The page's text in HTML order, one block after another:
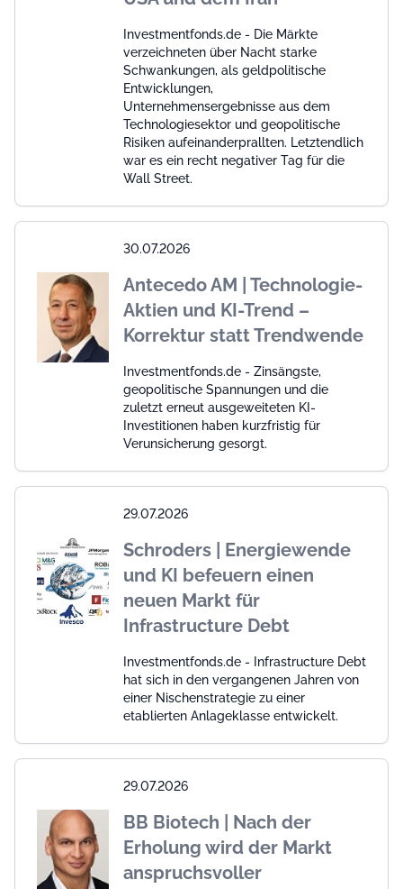
Investmentfonds.de - Die Märkte
verzeichneten über Nacht starke
Schwankungen, als geldpolitische
Entwicklungen,
Unternehmensergebnisse aus dem
Technologiesektor und geopolitische
Risiken aufeinanderprallten. Letztendlich
war es ein recht negativer Tag für die
Wall Street.
30.07.2026
Antecedo AM | Technologie-
Aktien und KI-Trend –
Korrektur statt Trendwende
Investmentfonds.de - Zinsängste,
geopolitische Spannungen und die
zuletzt erneut ausgeweiteten KI-
Investitionen haben kurzfristig für
Verunsicherung gesorgt.
29.07.2026
Schroders | Energiewende
und KI befeuern einen
neuen Markt für
Infrastructure Debt
Investmentfonds.de - Infrastructure Debt
hat sich in den vergangenen Jahren von
einer Nischenstrategie zu einer
etablierten Anlageklasse entwickelt.
29.07.2026
BB Biotech | Nach der
Erholung wird der Markt
anspruchsvoller